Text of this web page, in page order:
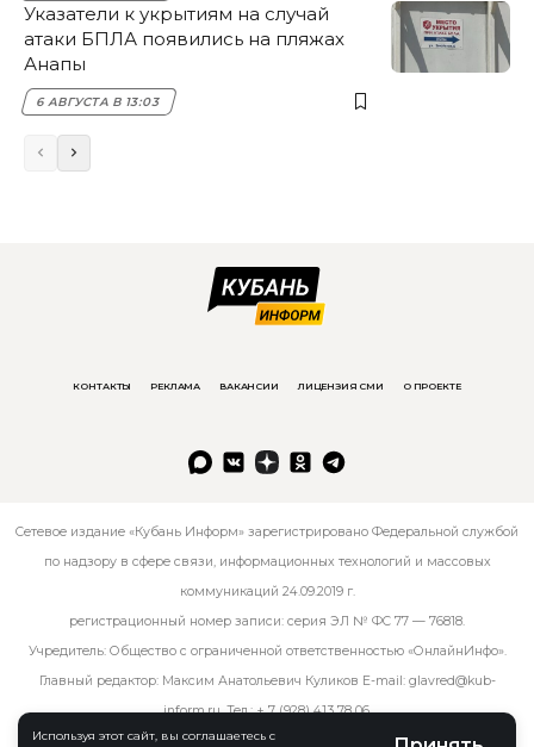
Используя этот сайт, вы соглашаетесь с
Указатели к укрытиям на случай
атаки БПЛА появились на пляжах
Анапы
6 АВГУСТА В 13:03
КОНТАКТЫ РЕКЛАМА ВАКАНСИИ ЛИЦЕНЗИЯ СМИ О ПРОЕКТЕ
Сетевое издание «Кубань Информ» зарегистрировано Федеральной службой
по надзору в сфере связи, информационных технологий и массовых
коммуникаций 24.09.2019 г.
регистрационный номер записи: серия ЭЛ № ФС 77 — 76818.
Учредитель: Общество с ограниченной ответственностью «ОнлайнИнфо».
Главный редактор: Максим Анатольевич Куликов E-mail: glavred@kub-
inform.ru. Тел.:+ 7 (928) 413 78 06.